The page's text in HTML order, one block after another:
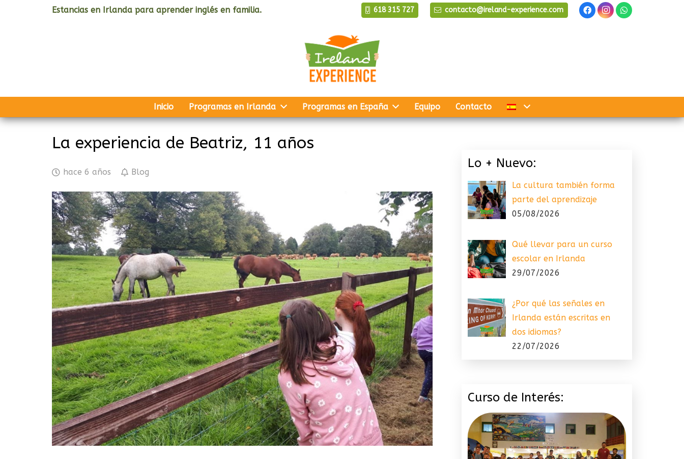
Estancias en Irlanda para aprender inglés en familia. 618 315 727 contacto@ireland-experience.com
Inicio Programas en Irlanda Programas en España Equipo Contacto
La experiencia de Beatriz, 11 años
hace 6 años Blog
Lo + Nuevo:
La cultura también forma
parte del aprendizaje
05/08/2026
Qué llevar para un curso
escolar en Irlanda
29/07/2026
¿Por qué las señales en
Irlanda están escritas en
dos idiomas?
22/07/2026
Curso de Interés: